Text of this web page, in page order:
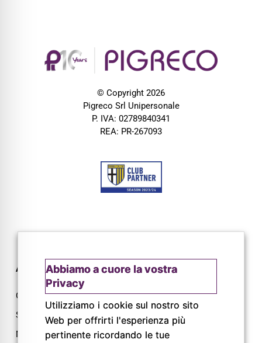
© Copyright 2026
Pigreco Srl Unipersonale
P. IVA: 02789840341
REA: PR-267093
AZIENDA
Chi siamo
Servizi
Magazine
CONTATTI
Via L. Lama, 2
43044 Lemignano PR
Tel: 0521 805945
Abbiamo a cuore la vostra
Privacy
Utilizziamo i cookie sul nostro sito
Web per offrirti l'esperienza più
pertinente ricordando le tue